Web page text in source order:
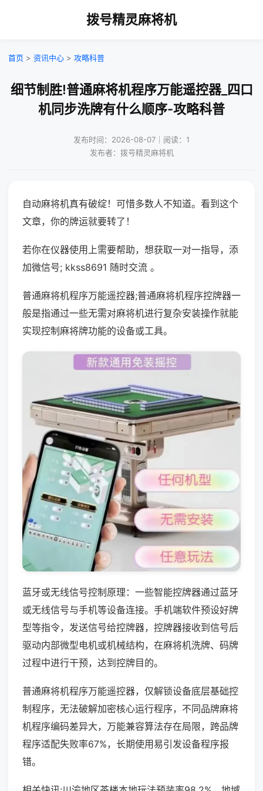
拨号精灵麻将机
首页 > 资讯中心 > 攻略科普
细节制胜!普通麻将机程序万能遥控器_四口
机同步洗牌有什么顺序-攻略科普
发布时间：2026-08-07｜阅读：1
发布者：拨号精灵麻将机
自动麻将机真有破绽！可惜多数人不知道。看到这个
文章，你的牌运就要转了！
若你在仪器使用上需要帮助，想获取一对一指导，添
加微信号; kkss8691 随时交流 。
普通麻将机程序万能遥控器;普通麻将机程序控牌器一
般是指通过一些无需对麻将机进行复杂安装操作就能
实现控制麻将牌功能的设备或工具。
蓝牙或无线信号控制原理：一些智能控牌器通过蓝牙
或无线信号与手机等设备连接。手机端软件预设好牌
型等指令，发送信号给控牌器，控牌器接收到信号后
驱动内部微型电机或机械结构，在麻将机洗牌、码牌
过程中进行干预，达到控牌目的。
普通麻将机程序万能遥控器，仅解锁设备底层基础控
制程序，无法破解加密核心运行程序，不同品牌麻将
机程序编码差异大，万能兼容算法存在局限，跨品牌
程序适配失败率67%，长期使用易引发设备程序报
错。